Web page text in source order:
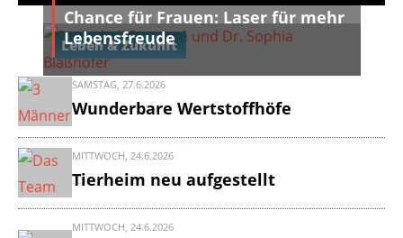
Leben & Zukunft
Chance für Frauen: Laser für mehr
Lebensfreude
SAMSTAG, 27.6.2026
Wunderbare Wertstoffhöfe
MITTWOCH, 24.6.2026
Tierheim neu aufgestellt
MITTWOCH, 24.6.2026